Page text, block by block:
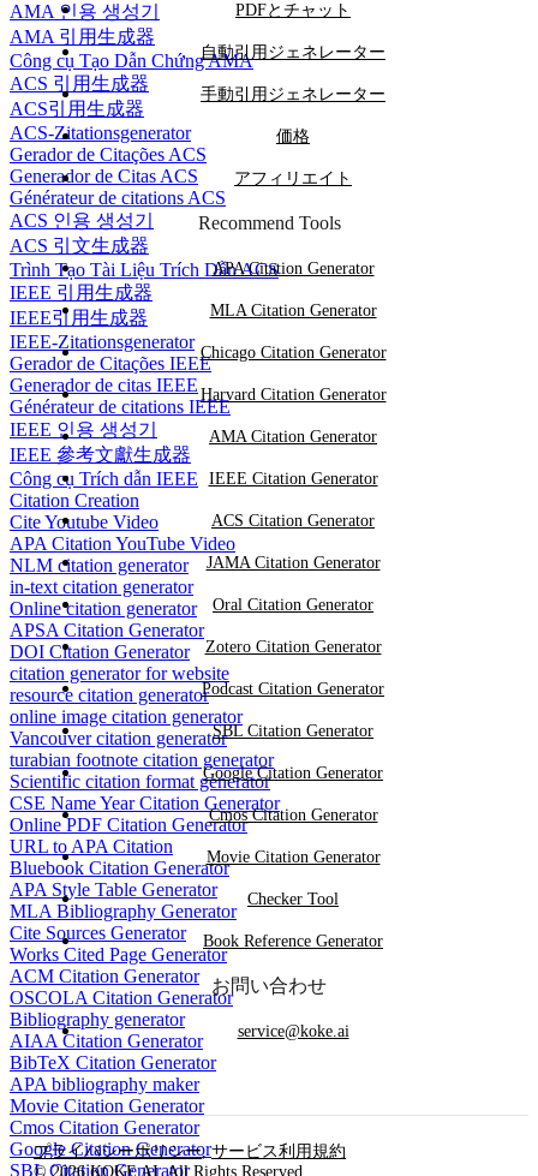
AMA 인용 생성기
AMA 引用生成器
Công cụ Tạo Dẫn Chứng AMA
ACS 引用生成器
ACS引用生成器
ACS-Zitationsgenerator
Gerador de Citações ACS
Generador de Citas ACS
Générateur de citations ACS
ACS 인용 생성기
ACS 引文生成器
Trình Tạo Tài Liệu Trích Dẫn ACS
IEEE 引用生成器
IEEE引用生成器
IEEE-Zitationsgenerator
Gerador de Citações IEEE
Generador de citas IEEE
Générateur de citations IEEE
IEEE 인용 생성기
IEEE 參考文獻生成器
Công cụ Trích dẫn IEEE
Citation Creation
Cite Youtube Video
APA Citation YouTube Video
NLM citation generator
in-text citation generator
Online citation generator
APSA Citation Generator
DOI Citation Generator
citation generator for website
resource citation generator
online image citation generator
Vancouver citation generator
turabian footnote citation generator
Scientific citation format generator
CSE Name Year Citation Generator
Online PDF Citation Generator
URL to APA Citation
Bluebook Citation Generator
APA Style Table Generator
MLA Bibliography Generator
Cite Sources Generator
Works Cited Page Generator
ACM Citation Generator
OSCOLA Citation Generator
Bibliography generator
AIAA Citation Generator
BibTeX Citation Generator
APA bibliography maker
Movie Citation Generator
Cmos Citation Generator
Google Citation Generator
SBL Citation Generator
PDFとチャット
自動引用ジェネレーター
手動引用ジェネレーター
価格
アフィリエイト
Recommend Tools
APA Citation Generator
MLA Citation Generator
Chicago Citation Generator
Harvard Citation Generator
AMA Citation Generator
IEEE Citation Generator
ACS Citation Generator
JAMA Citation Generator
Oral Citation Generator
Zotero Citation Generator
Podcast Citation Generator
SBL Citation Generator
Google Citation Generator
Cmos Citation Generator
Movie Citation Generator
Checker Tool
Book Reference Generator
お問い合わせ
service@koke.ai
プライバシーポリシー,サービス利用規約
© 2026 KOKE AI. All Rights Reserved.